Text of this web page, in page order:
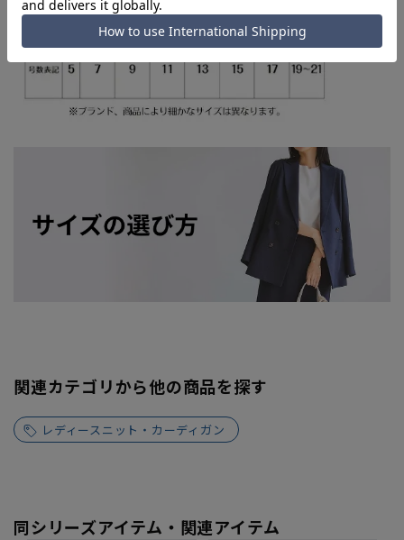
関連カテゴリから他の商品を探す
レディースニット・カーディガン
同シリーズアイテム・関連アイテム